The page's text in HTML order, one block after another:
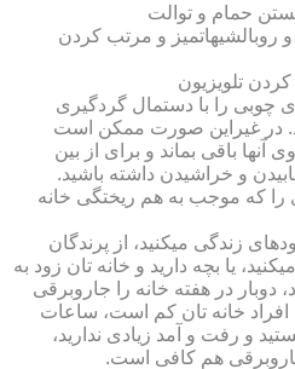
حمام و توالت
شستن ملافه‏ ها و روبالشی‎هاتمیز و مرتب کردن
تلویزیون
چوبی را با دستمال گردگیری
در غیراین صورت ممکن است
آنها باقی بماند و برای از بین
و خراشیدن داشته باشید.
را که موجب به هم ریختگی خانه
زندگی می‏کنید، از پرندگان
یا بچه دارید و خانه‏ تان زود به
دوبار در هفته خانه را جاروبرقی
افراد خانه ‏تان کم است، ساعات
و رفت و آمد زیادی ندارید،
هم کافی است.